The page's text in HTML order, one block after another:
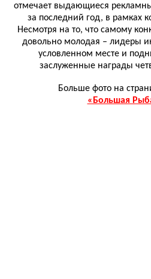
отмечает выдающиеся
за последний год, в рамках
Несмотря на то, что самому
довольно молодая – лидеры
условленном месте и
заслуженные награды
Больше фото на
«Большая